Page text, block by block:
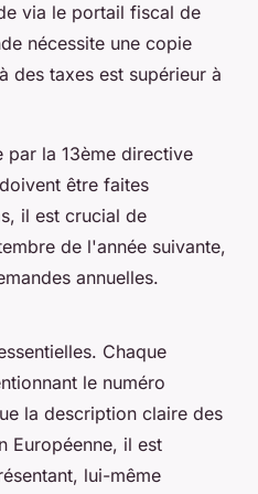
via le portail fiscal de
nécessite une copie
des taxes est supérieur à
par la 13ème directive
être faites
il est crucial de
de l'année suivante,
annuelles.
Chaque
le numéro
la description claire des
Européenne, il est
lui-même